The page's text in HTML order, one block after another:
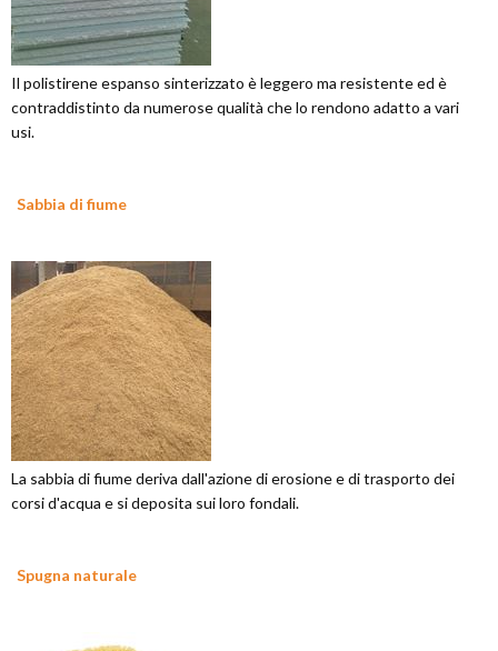
Il polistirene espanso sinterizzato è leggero ma resistente ed è
contraddistinto da numerose qualità che lo rendono adatto a vari
usi.
Sabbia di fiume
La sabbia di fiume deriva dall'azione di erosione e di trasporto dei
corsi d'acqua e si deposita sui loro fondali.
Spugna naturale